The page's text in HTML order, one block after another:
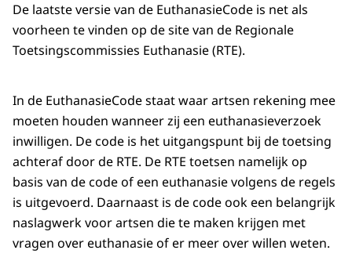
De laatste versie van de EuthanasieCode is net als
voorheen te vinden op de site van de Regionale
Toetsingscommissies Euthanasie (RTE).
In de EuthanasieCode staat waar artsen rekening mee
moeten houden wanneer zij een euthanasieverzoek
inwilligen. De code is het uitgangspunt bij de toetsing
achteraf door de RTE. De RTE toetsen namelijk op
basis van de code of een euthanasie volgens de regels
is uitgevoerd. Daarnaast is de code ook een belangrijk
naslagwerk voor artsen die te maken krijgen met
vragen over euthanasie of er meer over willen weten.